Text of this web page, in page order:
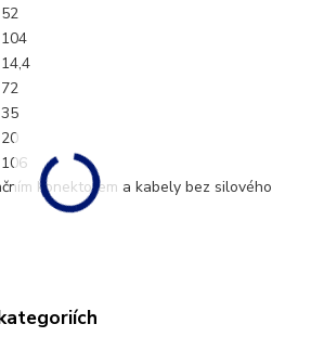
52
104
14,4
72
35
20
106
konektorem a kabely bez silového